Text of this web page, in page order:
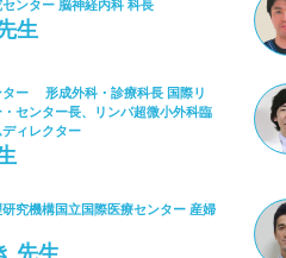
ンター 脳神経内科 科長
生
ター 形成外科・診療科長 国際リ
センター長、リンパ超微小外科臨
ィレクター
究機構国立国際医療センター 産婦
先生